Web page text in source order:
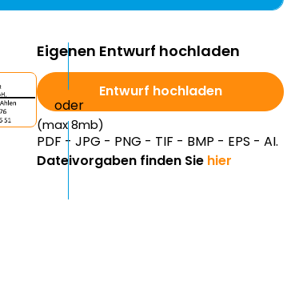
Eigenen Entwurf hochladen
Entwurf hochladen
(max 8mb)
PDF - JPG - PNG - TIF - BMP - EPS - AI.
Dateivorgaben finden Sie hier